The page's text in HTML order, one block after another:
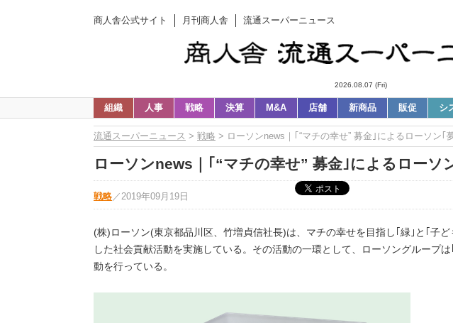
商人舎公式サイト 月刊商人舎 流通スーパーニュース
2026.08.07 (Fri)
組織 人事 戦略 決算 M&A 店舗 新商品 販促 シ
流通スーパーニュース > 戦略 > ローソンnews｜｢“マチの幸せ” 募金｣によるローソン｢
ローソンnews｜｢“マチの幸せ” 募金｣によるローソ
戦略 ／ 2019年09月19日
(株)ローソン(東京都品川区、竹増貞信社長)は、マチの幸せを目指し｢緑｣と｢子ど
した社会貢献活動を実施している。その活動の一環として、ローソングループは
動を行っている。